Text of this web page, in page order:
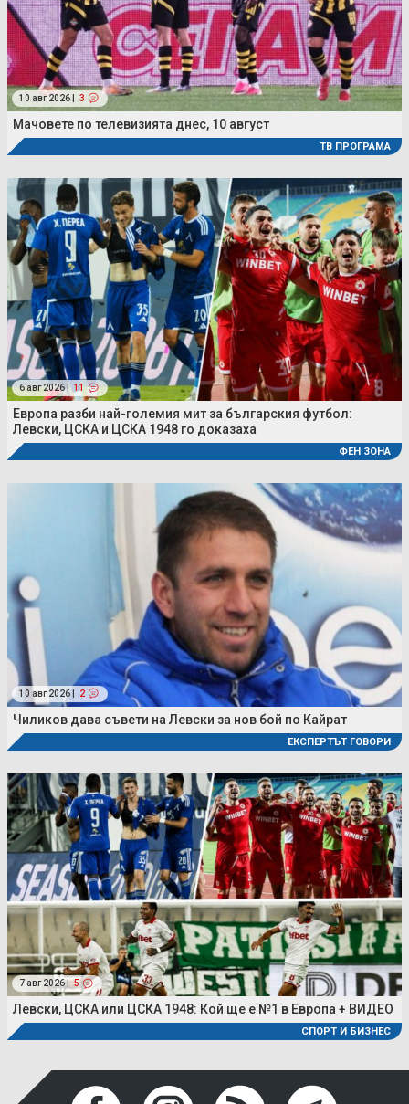
10 авг 2026 | 3
Мачовете по телевизията днес, 10 август
ТВ ПРОГРАМА
6 авг 2026 | 11
Европа разби най-големия мит за българския футбол:
Левски, ЦСКА и ЦСКА 1948 го доказаха
ФЕН ЗОНА
10 авг 2026 | 2
Чиликов дава съвети на Левски за нов бой по Кайрат
ЕКСПЕРТЪТ ГОВОРИ
7 авг 2026 | 5
Левски, ЦСКА или ЦСКА 1948: Кой ще е №1 в Европа + ВИДЕО
СПОРТ И БИЗНЕС